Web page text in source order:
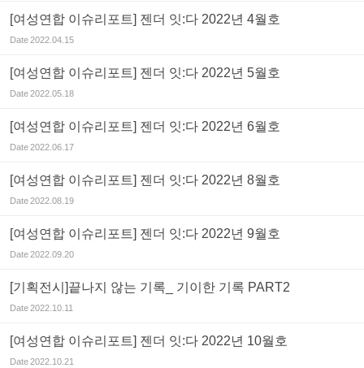
[여성연합 이슈리포트] 젠더 잇:다 2022년 4월호
Date2022.04.15
[여성연합 이슈리포트] 젠더 잇:다 2022년 5월호
Date2022.05.18
[여성연합 이슈리포트] 젠더 잇:다 2022년 6월호
Date2022.06.17
[여성연합 이슈리포트] 젠더 잇:다 2022년 8월호
Date2022.08.19
[여성연합 이슈리포트] 젠더 잇:다 2022년 9월호
Date2022.09.20
[기획전시]끝나지 않는 기록_ 기이한 기록 PART2
Date2022.10.11
[여성연합 이슈리포트] 젠더 잇:다 2022년 10월호
Date2022.10.21